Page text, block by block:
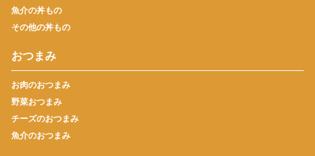
魚介の丼もの
その他の丼もの
おつまみ
お肉のおつまみ
野菜おつまみ
チーズのおつまみ
魚介のおつまみ